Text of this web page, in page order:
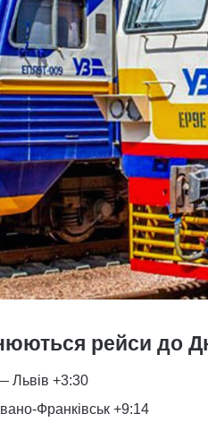
рейси до
Львів +3:30
Франківськ +9:14